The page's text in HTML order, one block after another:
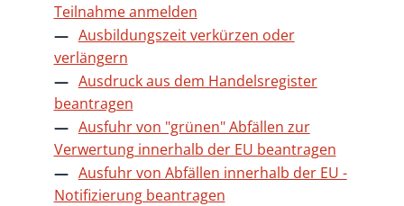
Teilnahme anmelden
Ausbildungszeit verkürzen oder
verlängern
Ausdruck aus dem Handelsregister
beantragen
Ausfuhr von "grünen" Abfällen zur
Verwertung innerhalb der EU beantragen
Ausfuhr von Abfällen innerhalb der EU -
Notifizierung beantragen